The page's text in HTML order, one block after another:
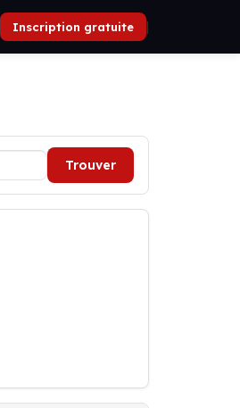
Inscription gratuite |
Trouver